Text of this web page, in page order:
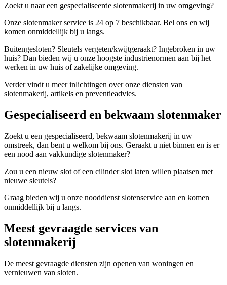
Zoekt u naar een gespecialiseerde slotenmakerij in uw omgeving?
Onze slotenmaker service is 24 op 7 beschikbaar. Bel ons en wij
komen onmiddellijk bij u langs.
Buitengesloten? Sleutels vergeten/kwijtgeraakt? Ingebroken in uw
huis? Dan bieden wij u onze hoogste industrienormen aan bij het
werken in uw huis of zakelijke omgeving.
Verder vindt u meer inlichtingen over onze diensten van
slotenmakerij, artikels en preventieadvies.
Gespecialiseerd en bekwaam slotenmaker
Zoekt u een gespecialiseerd, bekwaam slotenmakerij in uw
omstreek, dan bent u welkom bij ons. Geraakt u niet binnen en is er
een nood aan vakkundige slotenmaker?
Zou u een nieuw slot of een cilinder slot laten willen plaatsen met
nieuwe sleutels?
Graag bieden wij u onze nooddienst slotenservice aan en komen
onmiddellijk bij u langs.
Meest gevraagde services van
slotenmakerij
De meest gevraagde diensten zijn openen van woningen en
vernieuwen van sloten.